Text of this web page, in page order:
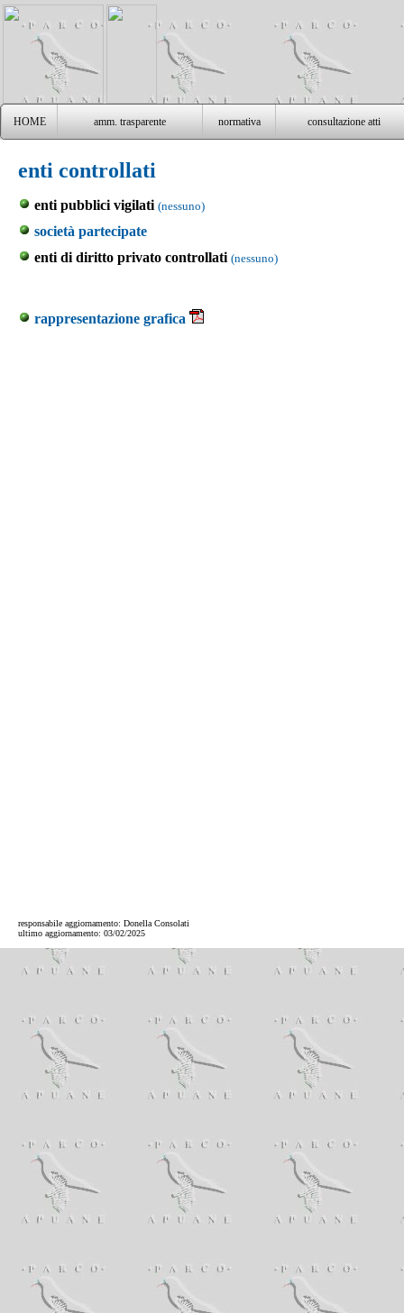
HOME amm. trasparente normativa consultazione atti
enti controllati
enti pubblici vigilati (nessuno)
società partecipate
enti di diritto privato controllati (nessuno)
rappresentazione grafica
responsabile aggiornamento: Donella Consolati
ultimo aggiornamento: 03/02/2025